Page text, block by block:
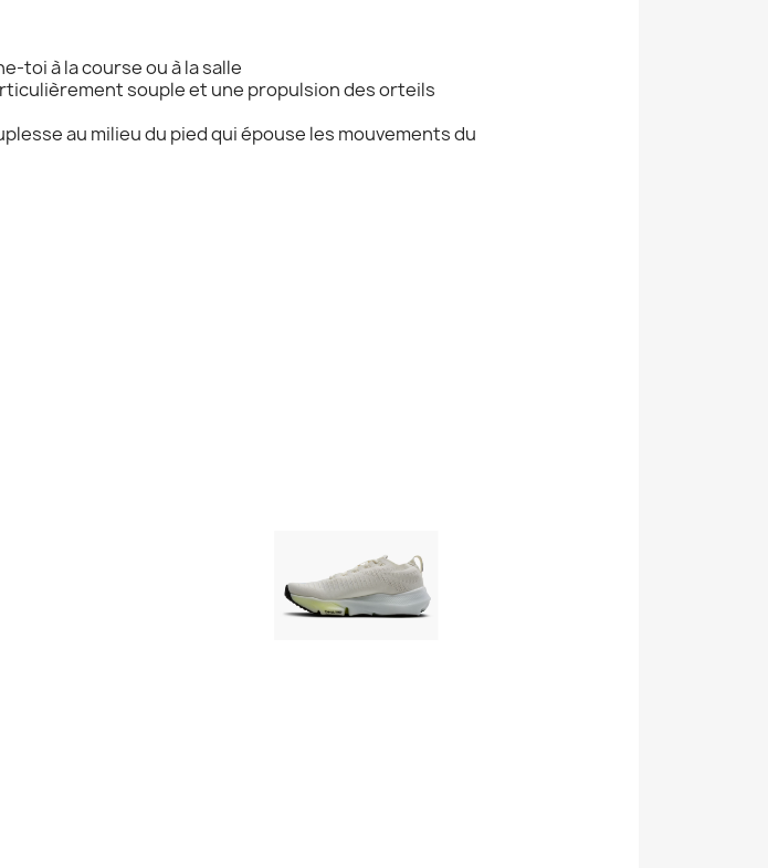
toi à la course ou à la salle
souple et une propulsion des orteils
au milieu du pied qui épouse les mouvements du